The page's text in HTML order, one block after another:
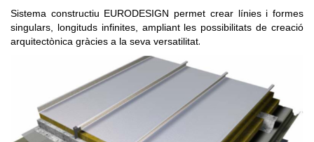
Sistema constructiu EURODESIGN permet crear línies i formes
singulars, longituds infinites, ampliant les possibilitats de creació
arquitectònica gràcies a la seva versatilitat.